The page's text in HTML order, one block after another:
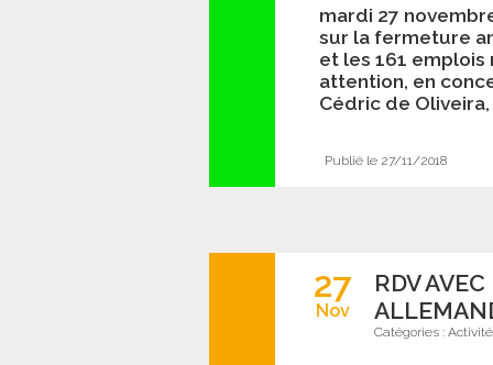
mardi 27
sur la fermeture
et les 161 emplois
attention, en
Cédric de
Publié le 27/11/2018
27
Nov
RDV
Catégories :